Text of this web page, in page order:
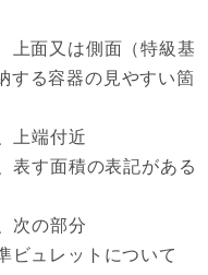
面又は側面（特級基
する容器の見やすい箇
上端付近
表す面積の表記がある
次の部分
ュレットについて